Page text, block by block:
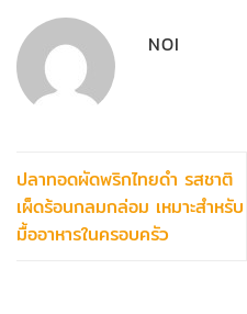
NOI
ปลาทอดผัดพริกไทยดำ รสชาติ
เผ็ดร้อนกลมกล่อม เหมาะสำหรับ
มื้ออาหารในครอบครัว